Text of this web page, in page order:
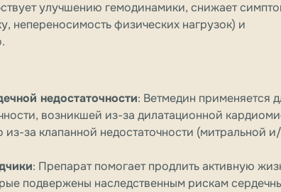
улучшению гемодинамики, снижает
непереносимость физических нагрузок) и
недостаточности: Ветмедин применяется
возникшей из-за дилатационной
из-за клапанной недостаточности (митральной
: Препарат помогает продлить активную
подвержены наследственным рискам